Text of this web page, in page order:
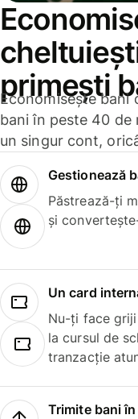
primești
Economisește bani
bani în peste 40 de
un singur cont,
Gestionează
Păstrează-ți
și
Un card
Nu-ți face
la cursul de
tranzacție
Trimite bani